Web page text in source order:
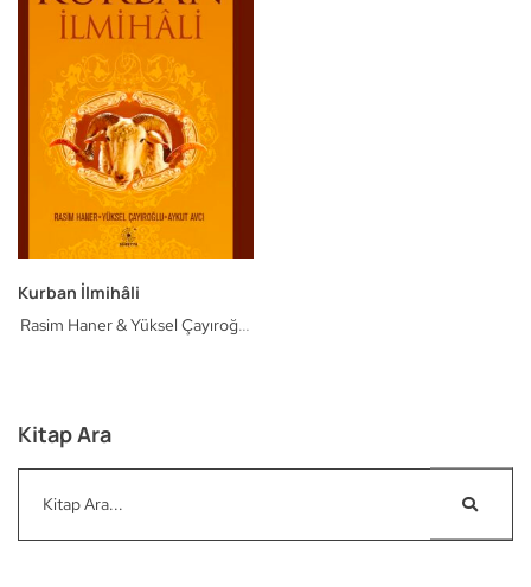
Kitap Ara
Kurban İlmihâli
Rasim Haner & Yüksel Çayıroğlu